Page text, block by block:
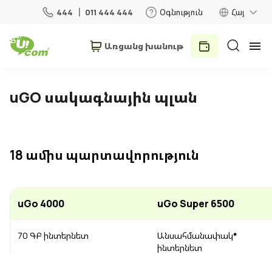
444 011 444 444 Օգնություն Հայ
Շարժական կապ
Ռոումինգ
5G ցանց Նոր
Առցանց խանութ
uGO սակագնային պլան
18 ամիս պարտավորություն
uGo 4000 uGo Super 6500
70 ԳԲ ինտերնետ Անսահմանափակ*
ինտերնետ